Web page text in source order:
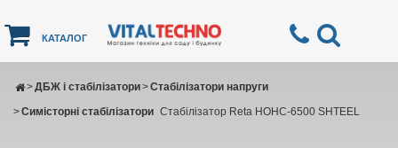
КАТАЛОГ
ДБЖ і стабілізатори
> Стабілізатори напруги
>
Симісторні стабілізатори
> Стабілізатор Reta НОНС-6500 SHTEEL